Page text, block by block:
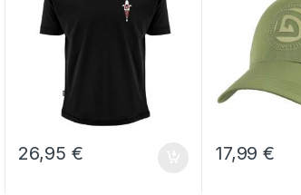
26,95 € 17,99€